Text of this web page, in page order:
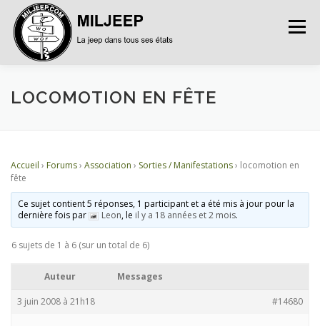
Menu
ACCUEIL ARTICLES PETITES ANNONCES
DOCUMENTATIONS FORUMS S’INSCRIRE
CONNEXION
LOCOMOTION EN FÊTE
Accueil › Forums› Association › Sorties / Manifestations› locomotion en
fête
Ce sujet contient 5 réponses, 1 participant et a été mis à jour pour la
dernière fois par
Leon, le il y a 18 années et 2 mois.
6 sujets de 1 à 6 (sur un total de 6)
Auteur Messages
3 juin 2008 à 21h18 #14680